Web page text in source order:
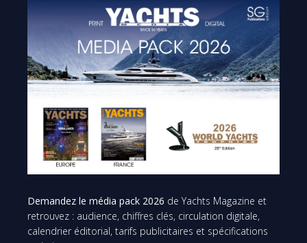
Demandez le média pack 2026 de Yachts Magazine et
retrouvez : audience, chiffres clés, circulation digitale,
calendrier éditorial, tarifs publicitaires et spécifications